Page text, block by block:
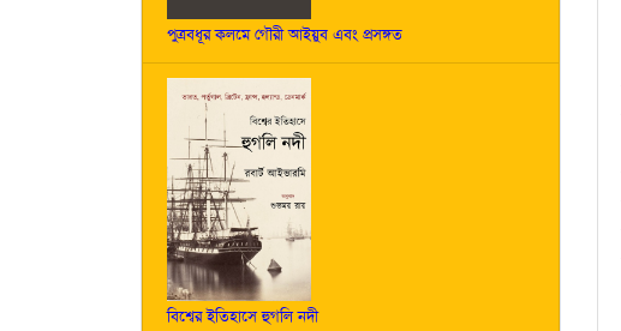
পুত্রবধূর কলমে গৌরী আইয়ুব এবং প্রসঙ্গত
বিশ্বের ইতিহাসে হুগলি নদী